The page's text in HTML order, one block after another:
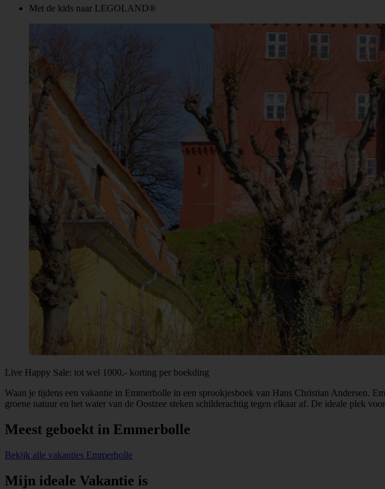
Met de kids naar LEGOLAND®
Live Happy Sale: tot wel 1000,- korting per boekding
Waan je tijdens een vakantie in Emmerbolle in een sprookjesboek van Hans Christian Andersen.
groene natuur en het water van de Oostzee steken schilderachtig tegen elkaar af. De ideale plek
Meest geboekt in Emmerbolle
Bekijk alle vakanties Emmerbolle
Mijn ideale Vakantie is